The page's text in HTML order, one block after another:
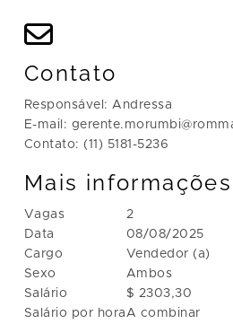
Contato
Responsável: Andressa
E-mail:
Contato: (11) 5181-5236
Mais informações
Vagas
Data
Cargo
Sexo
Salário
Salário por hora
2
08/08/2025
Vendedor (a)
Ambos
$ 2303,30
A combinar